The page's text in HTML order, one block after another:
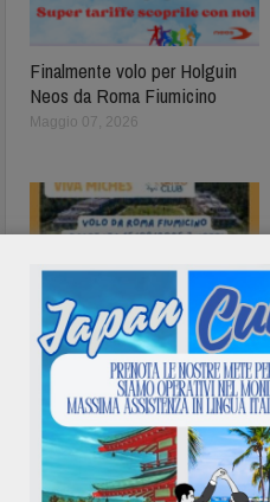
Finalmente volo per Holguin
Neos da Roma Fiumicino
Maggio 07, 2026
Bravo Club Viva Miches
Repubblica Dominicana
Agosto 11, 2025